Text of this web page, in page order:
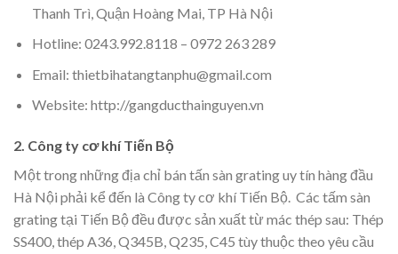
Thanh Trì, Quận Hoàng Mai, TP Hà Nội
Hotline: 0243.992.8118 – 0972 263 289
Email: thietbihatangtanphu@gmail.com
Website: http://gangducthainguyen.vn
2. Công ty cơ khí Tiến Bộ
Một trong những địa chỉ bán tấn sàn grating uy tín hàng đầu
Hà Nội phải kể đến là Công ty cơ khí Tiến Bộ. Các tấm sàn
grating tại Tiến Bộ đều được sản xuất từ mác thép sau: Thép
SS400, thép A36, Q345B, Q235, C45 tùy thuộc theo yêu cầu